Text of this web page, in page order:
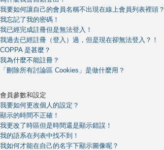
我要如何讓自己的會員名稱不出現在線上會員列表裡頭？
我忘記了我的密碼！
我已經完成註冊但是無法登入！
我過去已經註冊（登入）過，但是現在卻無法登入？！
COPPA 是甚麼？
我為什麼不能註冊？
「刪除所有討論區 Cookies」是做什麼用？
會員參數和設定
我要如何更改個人的設定？
顯示的時間不正確！
我更改了時區但是時間還是顯示錯誤！
我的語系在列表中找不到！
我如何才能在自己的名字下顯示圖像呢？